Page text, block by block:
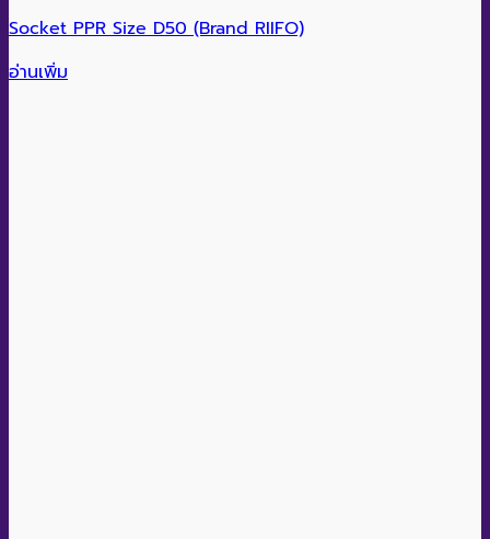
Socket PPR Size D50 (Brand RIIFO)
อ่านเพิ่ม